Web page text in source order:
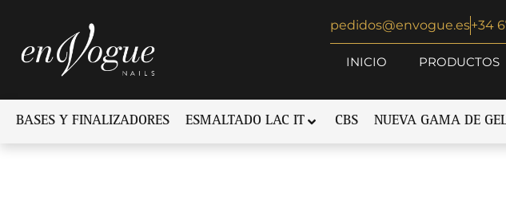
pedidos@envogue.es+34
INICIO PRODUCTOS
BASES Y FINALIZADORES ESMALTADO LAC IT CBS NUEVA GAMA DE